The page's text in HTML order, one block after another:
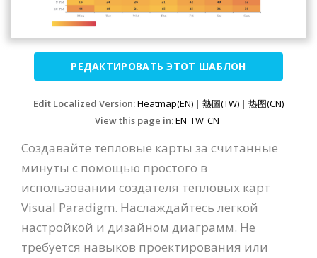
РЕДАКТИРОВАТЬ ЭТОТ ШАБЛОН
Edit Localized Version:Heatmap(EN) | 熱圖(TW) | 热图(CN)
View this page in:EN TW CN
Создавайте тепловые карты за считанные
минуты с помощью простого в
использовании создателя тепловых карт
Visual Paradigm. Наслаждайтесь легкой
настройкой и дизайном диаграмм. Не
требуется навыков проектирования или